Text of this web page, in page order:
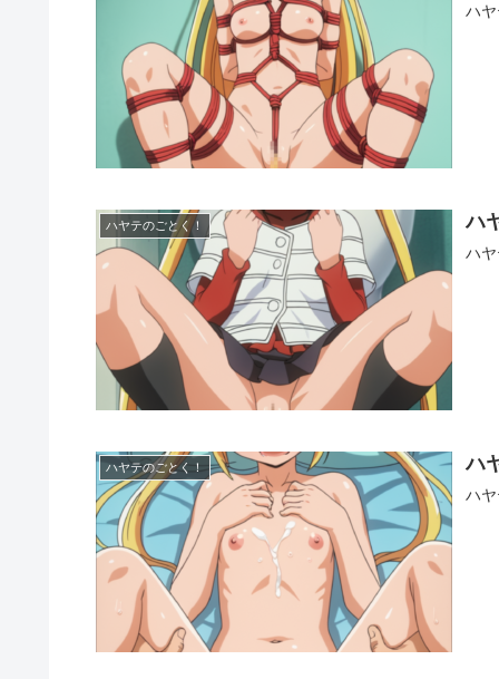
ハ
ハヤテのごとく！ ハ
ハ
ハヤテのごとく！ ハ
ハ